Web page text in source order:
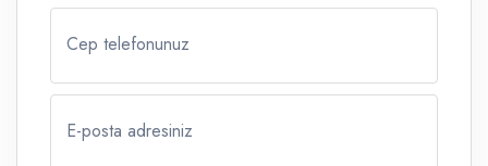
Cep telefonunuz
E-posta adresiniz